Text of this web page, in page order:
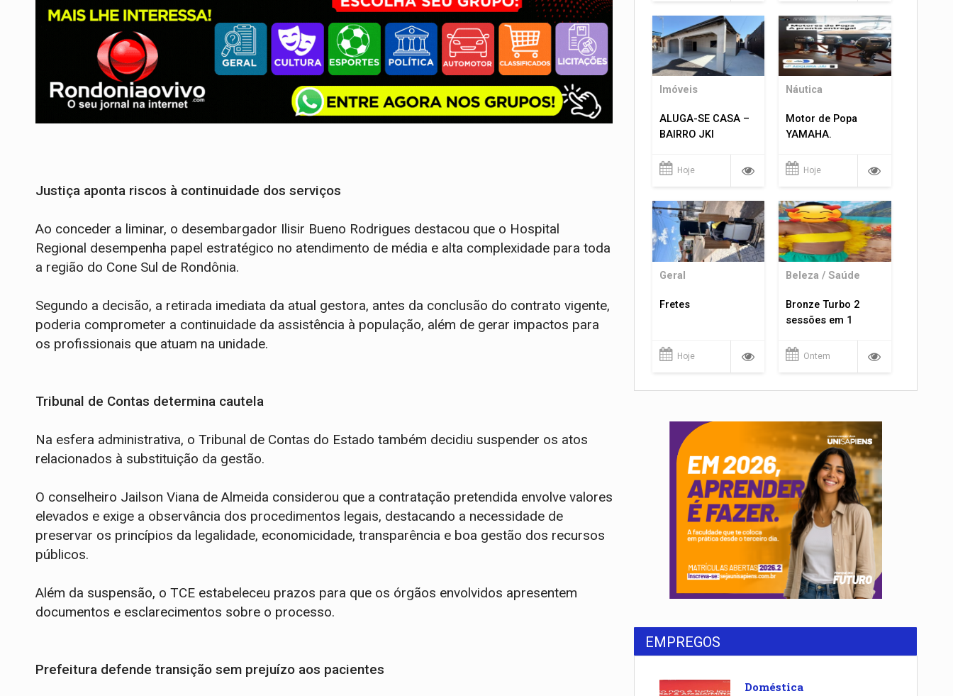
Justiça aponta riscos à continuidade dos serviços
Ao conceder a liminar, o desembargador Ilisir Bueno Rodrigues destacou que o Hospital
Regional desempenha papel estratégico no atendimento de média e alta complexidade para toda
a região do Cone Sul de Rondônia.
Segundo a decisão, a retirada imediata da atual gestora, antes da conclusão do contrato vigente,
poderia comprometer a continuidade da assistência à população, além de gerar impactos para
os profissionais que atuam na unidade.
Tribunal de Contas determina cautela
Na esfera administrativa, o Tribunal de Contas do Estado também decidiu suspender os atos
relacionados à substituição da gestão.
O conselheiro Jailson Viana de Almeida considerou que a contratação pretendida envolve valores
elevados e exige a observância dos procedimentos legais, destacando a necessidade de
preservar os princípios da legalidade, economicidade, transparência e boa gestão dos recursos
públicos.
Além da suspensão, o TCE estabeleceu prazos para que os órgãos envolvidos apresentem
documentos e esclarecimentos sobre o processo.
Prefeitura defende transição sem prejuízo aos pacientes
Imóveis
ALUGA-SE CASA –
BAIRRO JKI
Hoje
Náutica
Motor de Popa
YAMAHA.
Hoje
Geral
Fretes
Hoje
Beleza / Saúde
Bronze Turbo 2
sessões em 1
Ontem
EMPREGOS
Doméstica